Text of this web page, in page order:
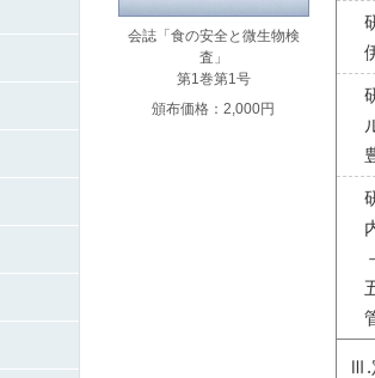
会誌「食の安全と微生物検
査」
第1巻第1号
頒布価格：2,000円
Ⅲ.